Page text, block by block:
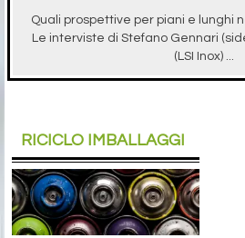
Quali prospettive per piani e lunghi
Le interviste di Stefano Gennari
(LSI Inox) ...
RICICLO IMBALLAGGI